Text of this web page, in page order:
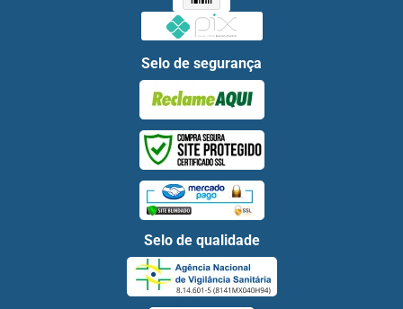
Selo de segurança
Selo de qualidade